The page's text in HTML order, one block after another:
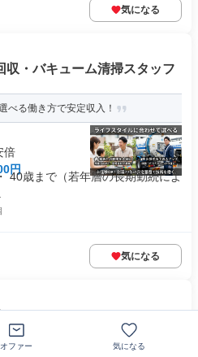
気になる
収・バキューム清掃スタッフ
べる働き方で安定収入！
倍
円
40歳まで（若年層の長期勤続によ
気になる
ッフ
オファー 気になる